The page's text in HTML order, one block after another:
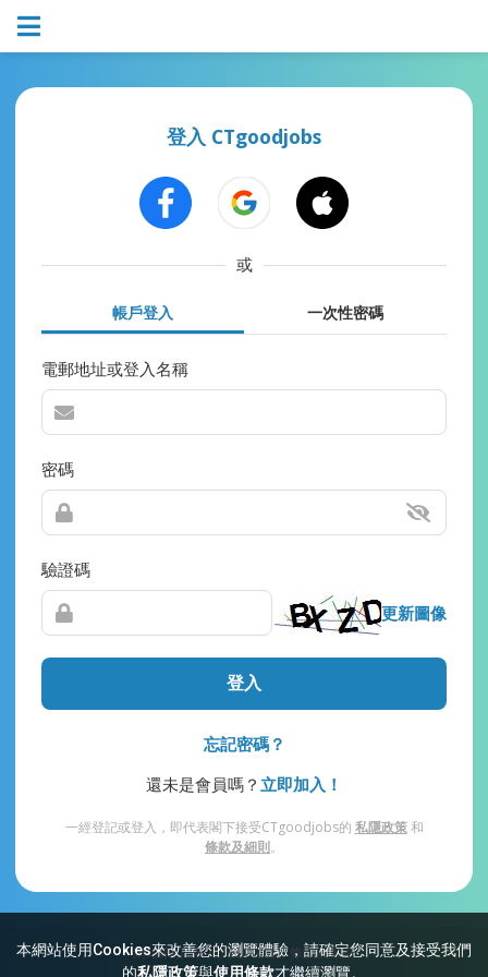
本網站使用Cookies來改善您的瀏覽體驗，請確定您同意及接受我們
的私隱政策與使用條款才繼續瀏覽。
登入 CTgoodjobs
或
帳戶登入 一次性密碼
電郵地址或登入名稱
密碼
驗證碼
更新圖像
登入
忘記密碼？
還未是會員嗎？ 立即加入！
一經登記或登入，即代表閣下接受CTgoodjobs的 私隱政策和
條款及細則。
網站索引 常見問題 私隱 條款及細則